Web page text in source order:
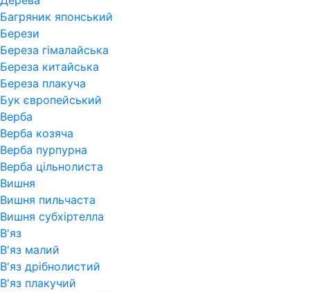
Багряник японський
Берези
Береза гімалайська
Береза китайська
Береза плакуча
Бук європейський
Верба
Верба козяча
Верба пурпурна
Верба цільнолиста
Вишня
Вишня пильчаста
Вишня субхіртелла
В'яз
В'яз малий
В'яз дрібнолистий
В'яз плакучий